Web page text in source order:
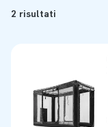
2 risultati